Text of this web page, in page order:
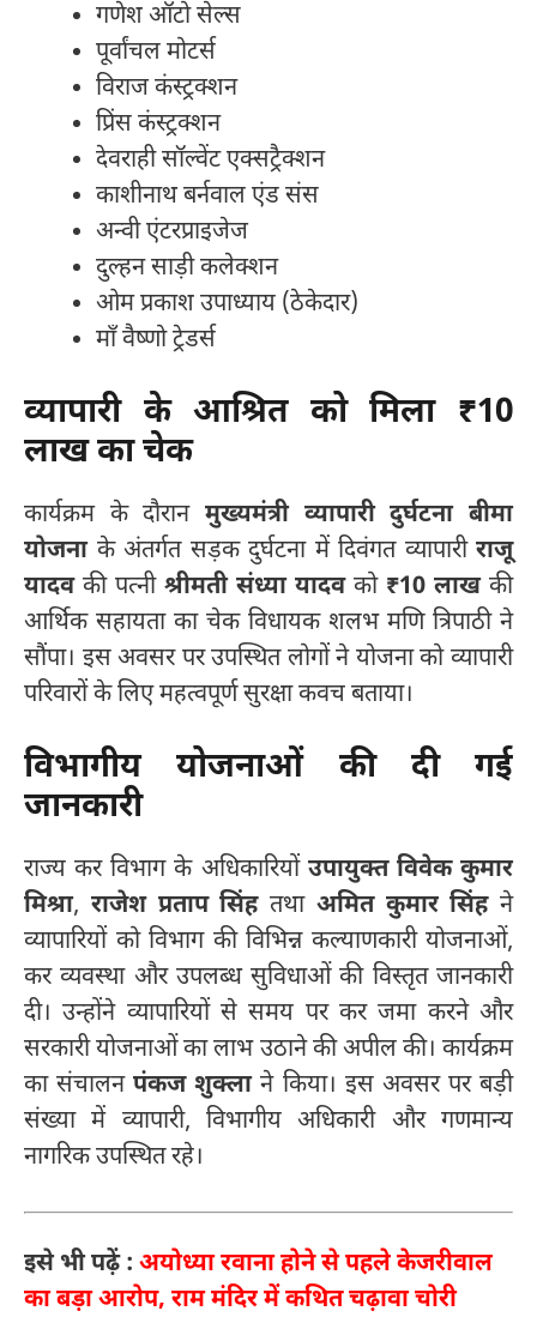
गणेश ऑटो सेल्स
पूर्वांचल मोटर्स
विराज कंस्ट्रक्शन
प्रिंस कंस्ट्रक्शन
देवराही सॉल्वेंट एक्सट्रैक्शन
काशीनाथ बर्नवाल एंड संस
अन्वी एंटरप्राइजेज
दुल्हन साड़ी कलेक्शन
ओम प्रकाश उपाध्याय (ठेकेदार)
माँ वैष्णो ट्रेडर्स
व्यापारी के आश्रित को मिला ₹10
लाख का चेक
कार्यक्रम के दौरान मुख्यमंत्री व्यापारी दुर्घटना बीमा
योजनाके अंतर्गत सड़क दुर्घटना में दिवंगत व्यापारी राजू
यादवकी पत्नी श्रीमती संध्या यादवको ₹10 लाखकी
आर्थिक सहायता का चेक विधायक शलभ मणि त्रिपाठी ने
सौंपा। इस अवसर पर उपस्थित लोगों ने योजना को व्यापारी
परिवारों के लिए महत्वपूर्ण सुरक्षा कवच बताया।
विभागीय योजनाओं की दी गई
जानकारी
राज्य कर विभाग के अधिकारियों उपायुक्त विवेक कुमार
मिश्रा, राजेश प्रताप सिंहतथा अमित कुमार सिंहने
व्यापारियों को विभाग की विभिन्न कल्याणकारी योजनाओं,
कर व्यवस्था और उपलब्ध सुविधाओं की विस्तृत जानकारी
दी। उन्होंने व्यापारियों से समय पर कर जमा करने और
सरकारी योजनाओं का लाभ उठाने की अपील की। कार्यक्रम
का संचालनपंकज शुक्लाने किया। इस अवसर पर बड़ी
संख्या में व्यापारी, विभागीय अधिकारी और गणमान्य
नागरिक उपस्थित रहे।
इसे भी पढ़ें : अयोध्या रवाना होने से पहले केजरीवाल
का बड़ा आरोप, राम मंदिर में कथित चढ़ावा चोरी